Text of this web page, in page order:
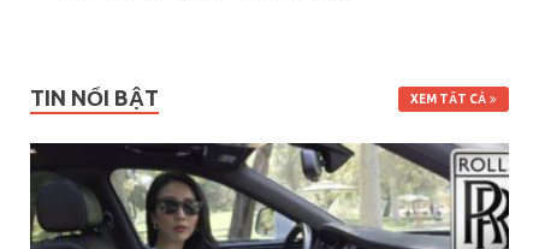
TIN NỔI BẬT XEM TẤT CẢ